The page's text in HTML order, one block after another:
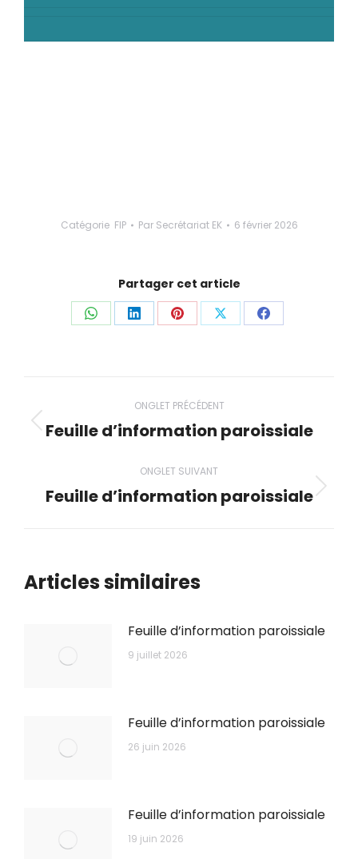
Catégorie FIP Par Secrétariat EK 6 février 2026
Partager cet article
PartagerPartagerPartagerPartagerPartager
Navigation
de
commentaire
ONGLET PRÉCÉDENT
Onglet
Feuille d’information paroissiale
ONGLET SUIVANT
Onglet
Feuille d’information paroissiale
Articles similaires
Feuille d’information paroissiale
9 juillet 2026
Feuille d’information paroissiale
26 juin 2026
Feuille d’information paroissiale
19 juin 2026